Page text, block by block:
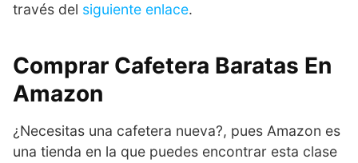
través del siguiente enlace.
Comprar Cafetera Baratas En
Amazon
¿Necesitas una cafetera nueva?, pues Amazon es
una tienda en la que puedes encontrar esta clase